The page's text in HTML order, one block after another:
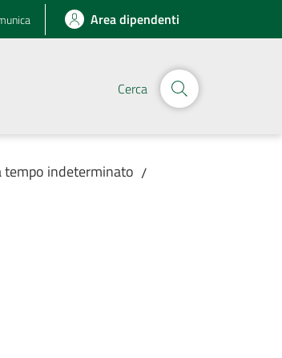
Area dipendenti
Cerca
tempo indeterminato /